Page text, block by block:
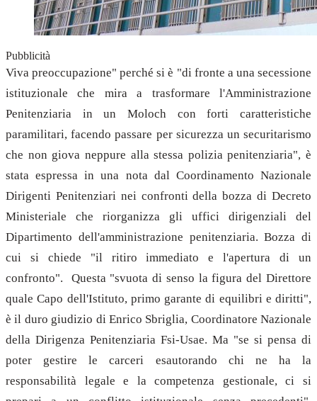
Pubblicità
Viva preoccupazione" perché si è "di fronte a una secessione
istituzionale che mira a trasformare l'Amministrazione
Penitenziaria in un Moloch con forti caratteristiche
paramilitari, facendo passare per sicurezza un securitarismo
che non giova neppure alla stessa polizia penitenziaria", è
stata espressa in una nota dal Coordinamento Nazionale
Dirigenti Penitenziari nei confronti della bozza di Decreto
Ministeriale che riorganizza gli uffici dirigenziali del
Dipartimento dell'amministrazione penitenziaria. Bozza di
cui si chiede "il ritiro immediato e l'apertura di un
confronto". Questa "svuota di senso la figura del Direttore
quale Capo dell'Istituto, primo garante di equilibri e diritti",
è il duro giudizio di Enrico Sbriglia, Coordinatore Nazionale
della Dirigenza Penitenziaria Fsi-Usae. Ma "se si pensa di
poter gestire le carceri esautorando chi ne ha la
responsabilità legale e la competenza gestionale, ci si